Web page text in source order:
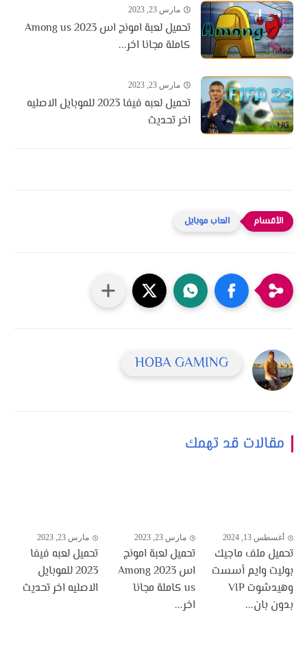
مارس 23, 2023
تحميل لعبة امونج اس 2023 Among us
كاملة مجانا اخر...
مارس 23, 2023
تحميل لعبه فيفا 2023 للموبايل الاصليه
اخر تحديث
العاب موبايل
HOBA GAMING
مقالات قد تهمك
أغسطس 13, 2024
تحميل ملف ماجيك
بوليت وايم أسست
وهيدشوت VIP
بدون بان...
مارس 23, 2023
تحميل لعبة امونج
اس 2023 Among
us كاملة مجانا
اخر...
مارس 23, 2023
تحميل لعبه فيفا
2023 للموبايل
الاصليه اخر تحديث